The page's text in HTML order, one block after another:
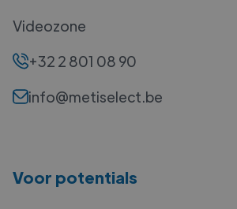
Videozone
+32 2 801 08 90
info@metiselect.be
Voor potentials